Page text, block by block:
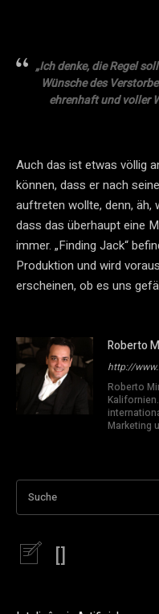
„Ich denke, die Regel
Wünsche des
ehrenhaft und voller
Auch das ist etwas völlig
können, dass er nach
auftreten wollte, denn, äh,
dass das überhaupt eine
immer. „Finding Jack“
Produktion und wird
erscheinen, ob es uns
Roberto
http://
Roberto
Marketing
Suche
[]